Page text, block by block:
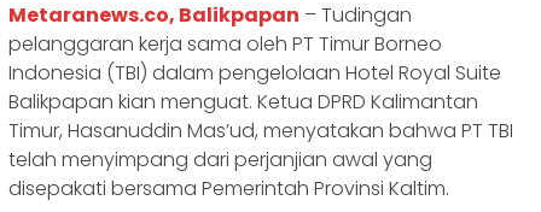
Metaranews.co, Balikpapan – Tudingan
pelanggaran kerja sama oleh PT Timur Borneo
Indonesia (TBI) dalam pengelolaan Hotel Royal Suite
Balikpapan kian menguat. Ketua DPRD Kalimantan
Timur, Hasanuddin Mas’ud, menyatakan bahwa PT TBI
telah menyimpang dari perjanjian awal yang
disepakati bersama Pemerintah Provinsi Kaltim.